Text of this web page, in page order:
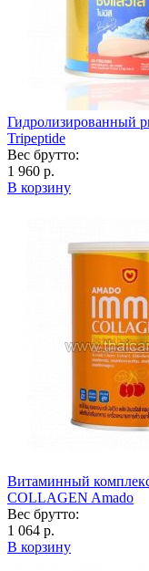
Гидролизированный
Tripeptide
Вес брутто:
1 960 р.
В корзину
Витаминный
COLLAGEN Amado
Вес брутто:
1 064 р.
В корзину